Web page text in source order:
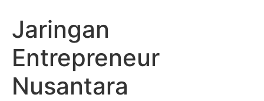
Jaringan
Entrepreneur
Nusantara